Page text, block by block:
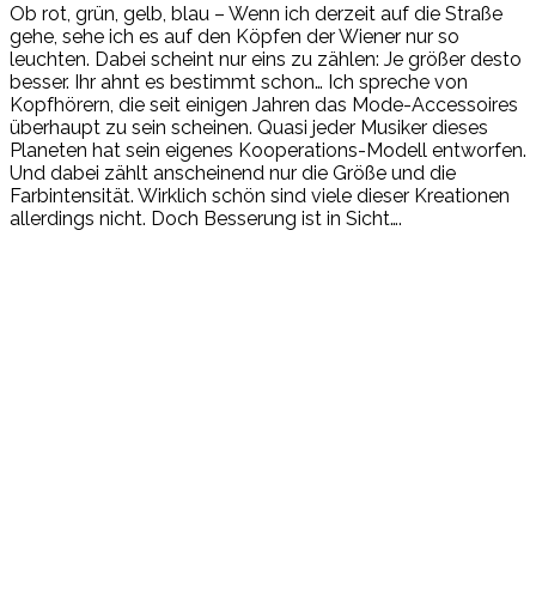
Ob rot, grün, gelb, blau – Wenn ich derzeit auf die Straße
gehe, sehe ich es auf den Köpfen der Wiener nur so
leuchten. Dabei scheint nur eins zu zählen: Je größer desto
besser. Ihr ahnt es bestimmt schon… Ich spreche von
Kopfhörern, die seit einigen Jahren das Mode-Accessoires
überhaupt zu sein scheinen. Quasi jeder Musiker dieses
Planeten hat sein eigenes Kooperations-Modell entworfen.
Und dabei zählt anscheinend nur die Größe und die
Farbintensität. Wirklich schön sind viele dieser Kreationen
allerdings nicht. Doch Besserung ist in Sicht….